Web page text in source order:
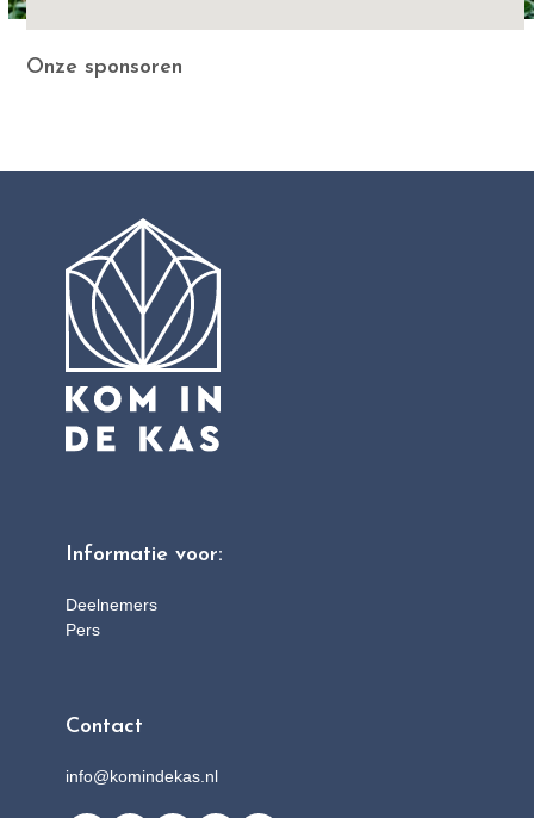
Onze sponsoren
Informatie voor:
Deelnemers
Pers
Contact
info@komindekas.nl